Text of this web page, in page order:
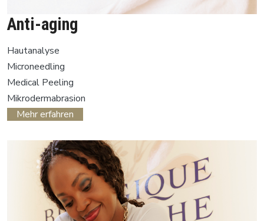
Anti-aging
Hautanalyse
Microneedling
Medical Peeling
Mikrodermabrasion
Mehr erfahren